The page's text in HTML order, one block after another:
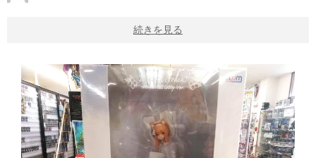
続きを見る